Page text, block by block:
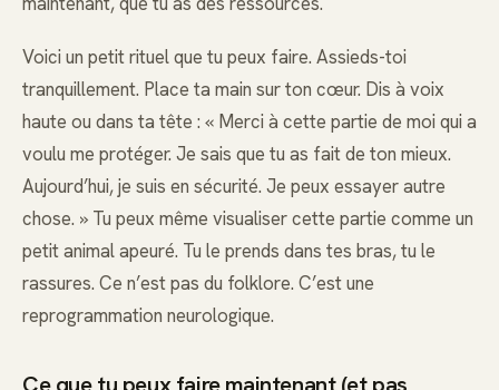
Voici un petit rituel que tu peux faire. Assieds-toi
tranquillement. Place ta main sur ton cœur. Dis à voix
haute ou dans ta tête : « Merci à cette partie de moi qui a
voulu me protéger. Je sais que tu as fait de ton mieux.
Aujourd’hui, je suis en sécurité. Je peux essayer autre
chose. » Tu peux même visualiser cette partie comme un
petit animal apeuré. Tu le prends dans tes bras, tu le
rassures. Ce n’est pas du folklore. C’est une
reprogrammation neurologique.